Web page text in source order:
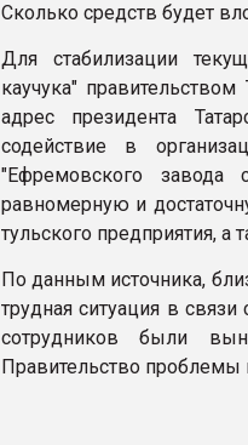
Сколько средств будет
Для стабилизации
каучука"
адрес президента
содействие в
"Ефремовского завода
равномерную и
тульского предприятия,
По данным источника,
трудная ситуация в
сотрудников были
Правительство проблемы